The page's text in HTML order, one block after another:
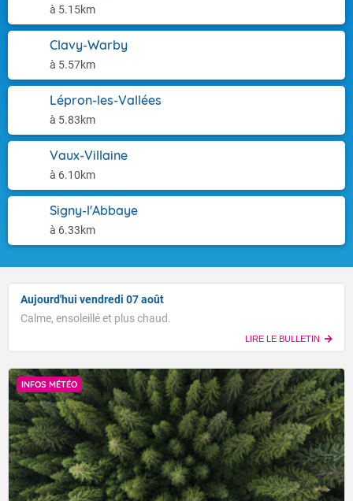
à 5.15km
Clavy-Warby
à 5.57km
Lépron-les-Vallées
à 5.83km
Vaux-Villaine
à 6.10km
Signy-l'Abbaye
à 6.33km
Aujourd'hui vendredi 07 août
Calme, ensoleillé et plus chaud.
LIRE LE BULLETIN
INFOS MÉTÉO